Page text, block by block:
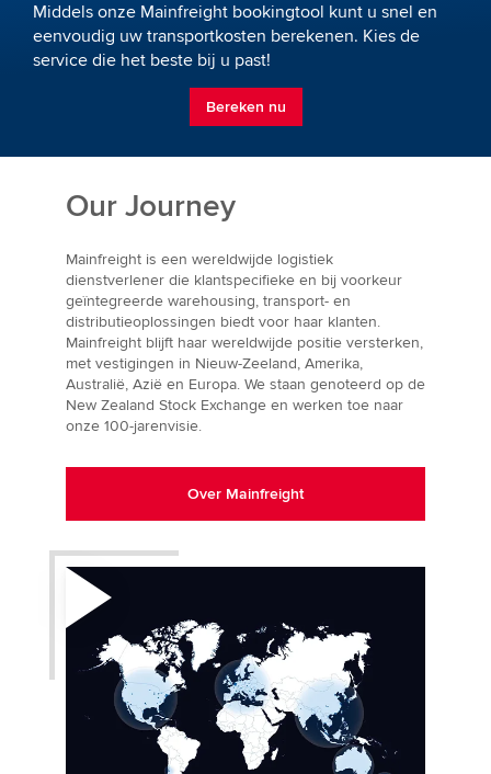
Middels onze Mainfreight bookingtool kunt u snel en
eenvoudig uw transportkosten berekenen. Kies de
service die het beste bij u past!
Bereken nu
Our Journey
Mainfreight is een wereldwijde logistiek
dienstverlener die klantspecifieke en bij voorkeur
geïntegreerde warehousing, transport- en
distributieoplossingen biedt voor haar klanten.
Mainfreight blijft haar wereldwijde positie versterken,
met vestigingen in Nieuw-Zeeland, Amerika,
Australië, Azië en Europa. We staan genoteerd op de
New Zealand Stock Exchange en werken toe naar
onze 100-jarenvisie.
Over Mainfreight